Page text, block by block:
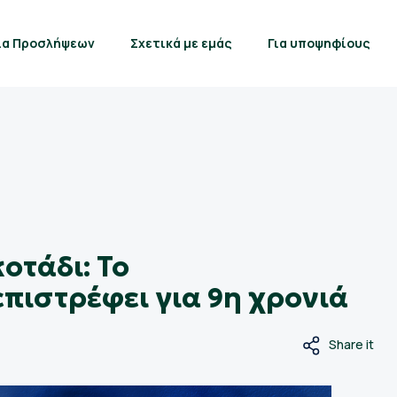
Προσλήψεων Σχετικά με εμάς Για υποψηφίους
Το
για 9η χρονιά
Share it